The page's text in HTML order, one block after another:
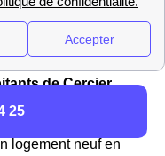
de Cercier
à Cercier
logement neuf en
25